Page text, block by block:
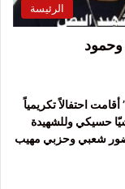
الرئيسة
وحمود
احتفالاً تكريمياً
حسيكي وللشهيدة
شعبي وحزبي مهيب